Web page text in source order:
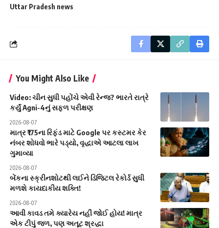
Uttar Pradesh news
You Might Also Like
Video: ચીન સુધી પહોંચે એવી રેન્જ? ભારતે રાત્રે
કર્યું Agni-4નું સફળ પરીક્ષણ
2026-08-07
માત્ર ₹175ના રિફંડ માટે Google પર કસ્ટમર કેર
નંબર શોધવો ભારે પડ્યો, વૃદ્ધાએ આટલા લાખ
ગુમાવ્યા
2026-08-07
બેંકના સ્ક્રીનશોટથી લઈને ડિજિટલ રેકોર્ડ સુધી
મળશે કાયદાકીય શક્તિ!
2026-08-07
આવી કાવડ તમે ક્યારેય નહીં જોઈ હોય! માત્ર
એક ટીપું જળ, પણ અતૂટ શ્રદ્ધા